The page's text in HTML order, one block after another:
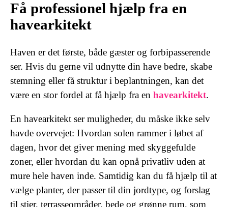
Få professionel hjælp fra en
havearkitekt
Haven er det første, både gæster og forbipasserende
ser. Hvis du gerne vil udnytte din have bedre, skabe
stemning eller få struktur i beplantningen, kan det
være en stor fordel at få hjælp fra en havearkitekt.
En havearkitekt ser muligheder, du måske ikke selv
havde overvejet: Hvordan solen rammer i løbet af
dagen, hvor det giver mening med skyggefulde
zoner, eller hvordan du kan opnå privatliv uden at
mure hele haven inde. Samtidig kan du få hjælp til at
vælge planter, der passer til din jordtype, og forslag
til stier, terrasseområder, bede og grønne rum, som